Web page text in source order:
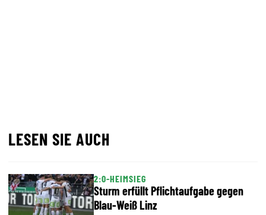
LESEN SIE AUCH
2:0-HEIMSIEG
Sturm erfüllt Pflichtaufgabe gegen
Blau-Weiß Linz